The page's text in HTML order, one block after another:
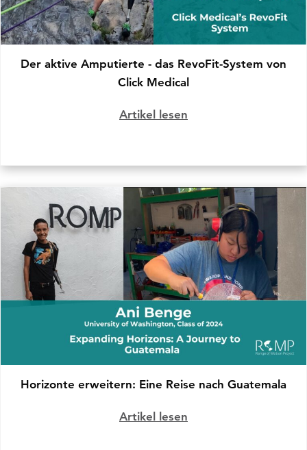
Der aktive Amputierte - das RevoFit-System von
Click Medical
Artikel lesen
Horizonte erweitern: Eine Reise nach Guatemala
Artikel lesen